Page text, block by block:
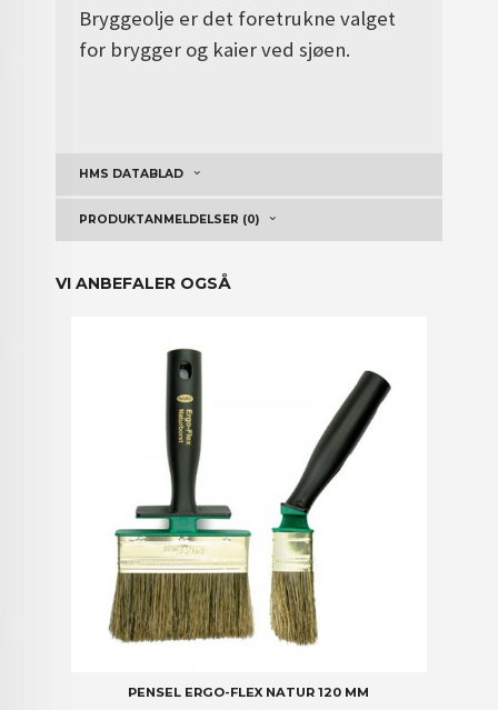
Bryggeolje er det foretrukne valget
for brygger og kaier ved sjøen.
HMS DATABLAD
PRODUKTANMELDELSER (0)
VI ANBEFALER OGSÅ
PENSEL ERGO-FLEX NATUR 120 MM